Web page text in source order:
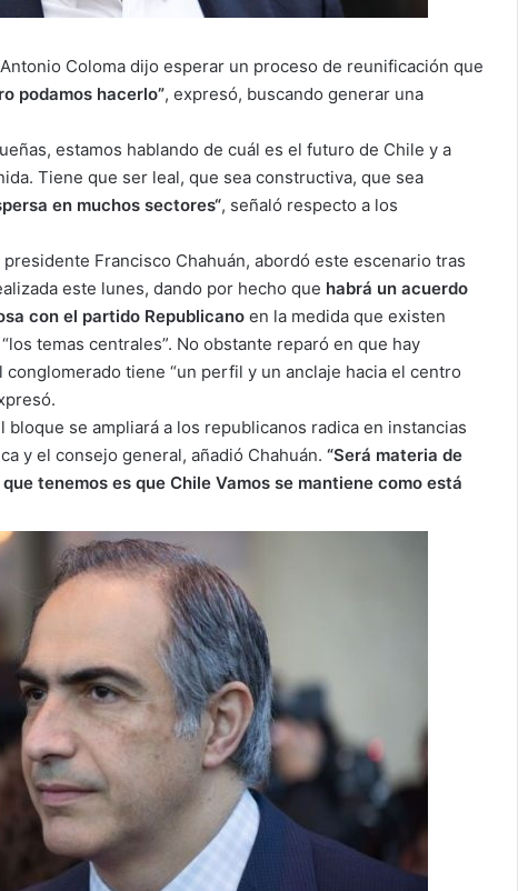
Coloma dijo esperar un proceso de reunificación que
podamos hacerlo”, expresó, buscando generar una
estamos hablando de cuál es el futuro de Chile y a
Tiene que ser leal, que sea constructiva, que sea
en muchos sectores“, señaló respecto a los
Francisco Chahuán, abordó este escenario tras
este lunes, dando por hecho que habrá un acuerdo
con el partido Republicano en la medida que existen
temas centrales”. No obstante reparó en que hay
tiene “un perfil y un anclaje hacia el centro
se ampliará a los republicanos radica en instancias
y el consejo general, añadió Chahuán. “Será materia de
tenemos es que Chile Vamos se mantiene como está